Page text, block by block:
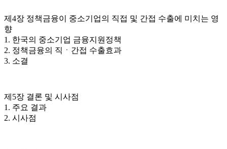
제4장 정책금융이 중소기업의 직접 및 간접 수출에 미치는 영
향
1. 한국의 중소기업 금융지원정책
2. 정책금융의 직ㆍ간접 수출효과
3. 소결
제5장 결론 및 시사점
1. 주요 결과
2. 시사점